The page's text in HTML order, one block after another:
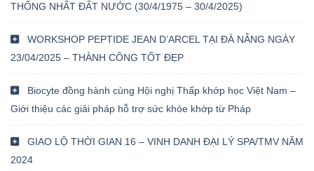
THỐNG NHẤT ĐẤT NƯỚC (30/4/1975 – 30/4/2025)
WORKSHOP PEPTIDE JEAN D’ARCEL TẠI ĐÀ NẴNG NGÀY
23/04/2025 – THÀNH CÔNG TỐT ĐẸP
Biocyte đồng hành cùng Hội nghị Thấp khớp học Việt Nam –
Giới thiệu các giải pháp hỗ trợ sức khỏe khớp từ Pháp
GIAO LỘ THỜI GIAN 16 – VINH DANH ĐẠI LÝ SPA/TMV NĂM
2024